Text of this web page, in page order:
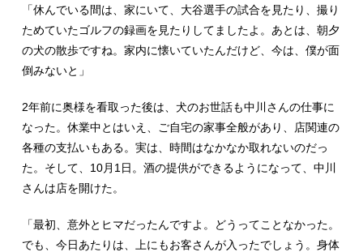
「休んでいる間は、家にいて、大谷選手の試合を見たり、撮り
ためていたゴルフの録画を見たりしてましたよ。あとは、朝夕
の犬の散歩ですね。家内に懐いていたんだけど、今は、僕が面
倒みないと」
2年前に奥様を看取った後は、犬のお世話も中川さんの仕事に
なった。休業中とはいえ、ご自宅の家事全般があり、店関連の
各種の支払いもある。実は、時間はなかなか取れないのだっ
た。そして、10月1日。酒の提供ができるようになって、中川
さんは店を開けた。
「最初、意外とヒマだったんですよ。どうってことなかった。
でも、今日あたりは、上にもお客さんが入ったでしょう。身体